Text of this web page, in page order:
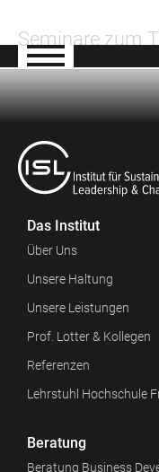
Seminare zum
Das Institut
Über Uns
Unsere Haltung
Unsere Leistungen
Prof. Lotter & Kollegen
Referenzen
Lehrstuhl Hochschule
Beratung
Beratung Business